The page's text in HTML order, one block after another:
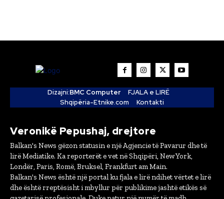
Dizajni:BMC Computer
FJALA e LIRË
Shqipëria-Etnike.com
Kontakti
Veronikë Pepushaj, drejtore
Balkan's News gëzon statusin e një Agjencie të Pavarur dhe të
lirë Mediatike. Ka reporterët e vet në Shqipëri, New York,
Londër, Paris, Romë, Bruksel, Frankfurt am Main.
Balkan's News është një portal ku fjala e lirë ndihet vërtet e lirë
dhe është rreptësisht i mbyllur për publikime jashtë etikës së